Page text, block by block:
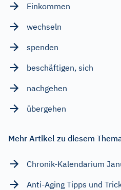
Einkommen
wechseln
spenden
beschäftigen, sich
nachgehen
übergehen
Mehr Artikel zu diesem
Chronik-Kalendarium
Anti-Aging Tipps und